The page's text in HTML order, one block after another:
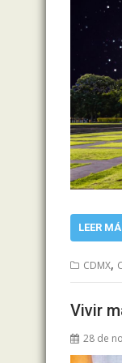
LEER
CDMX,
Vivir
28 de